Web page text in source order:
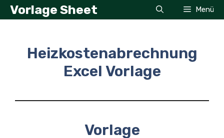
Zum
Inhalt
Vorlage Sheet Menü
Heizkostenabrechnung
Excel Vorlage
Vorlage